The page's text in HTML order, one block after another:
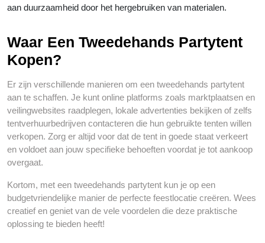
aan duurzaamheid door het hergebruiken van materialen.
Waar Een Tweedehands Partytent
Kopen?
Er zijn verschillende manieren om een tweedehands partytent
aan te schaffen. Je kunt online platforms zoals marktplaatsen en
veilingwebsites raadplegen, lokale advertenties bekijken of zelfs
tentverhuurbedrijven contacteren die hun gebruikte tenten willen
verkopen. Zorg er altijd voor dat de tent in goede staat verkeert
en voldoet aan jouw specifieke behoeften voordat je tot aankoop
overgaat.
Kortom, met een tweedehands partytent kun je op een
budgetvriendelijke manier de perfecte feestlocatie creëren. Wees
creatief en geniet van de vele voordelen die deze praktische
oplossing te bieden heeft!